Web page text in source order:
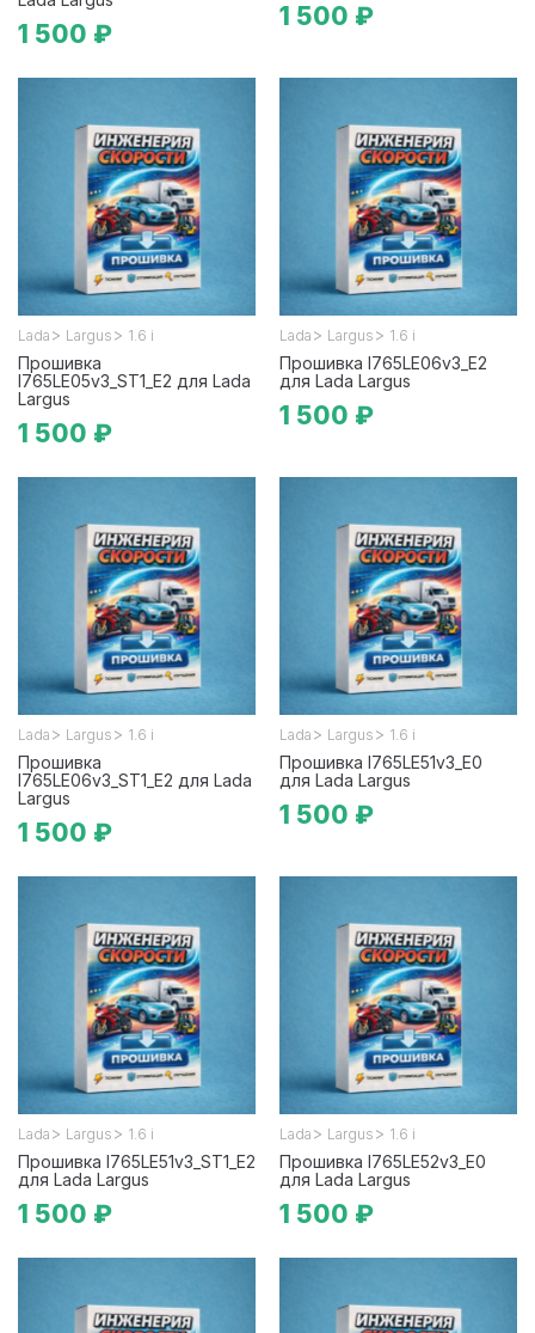
1 500 ₽
1 500 ₽
Lada > Largus > 1.6 i
Прошивка
I765LE05v3_ST1_E2 для Lada
Largus
1 500 ₽
Lada > Largus > 1.6 i
Прошивка I765LE06v3_E2
для Lada Largus
1 500 ₽
Lada > Largus > 1.6 i
Прошивка
I765LE06v3_ST1_E2 для Lada
Largus
1 500 ₽
Lada > Largus > 1.6 i
Прошивка I765LE51v3_E0
для Lada Largus
1 500 ₽
Lada > Largus > 1.6 i
Прошивка I765LE51v3_ST1_E2
для Lada Largus
1 500 ₽
Lada > Largus > 1.6 i
Прошивка I765LE52v3_E0
для Lada Largus
1 500 ₽